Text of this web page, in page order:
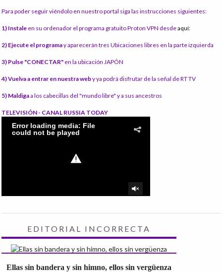
Para poder seguir viéndolo en nuestro portal siga las instrucciones siguientes:
1) Instale en su ordenador el programa gratuito Proton VPN desdeaquí:
2) Ejecute el programay aparecerán tres Ubicaciones libres en la parte izquierda
3) Pulse "CONECTAR" en la ubicación JAPÓN
4) Vuelva a entrar en nuestra weby ya podrá disfrutar de la señal de RT TV
5) Maldigaa los cabecillas del "mundo libre" y a sus ancestros
TELEVISIÓN - CANAL RUSSIA TODAY
EDITORIAL INCORRECTA
Ellas sin bandera y sin himno, ellos sin vergüenza